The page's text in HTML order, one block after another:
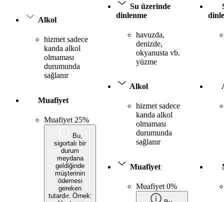
Alkol
hizmet sadece
kanda alkol
olmaması
durumunda
sağlanır
Muafiyet
Muafiyet 25%
Bu,
sigortalı bir
durum
meydana
geldiğinde
müşterinin
ödemesi
gereken
tutardır. Örnek:
Su üzerinde
dinlenme
havuzda,
denizde,
okyanusta vb.
yüzme
Alkol
hizmet sadece
kanda alkol
olmaması
durumunda
sağlanır
Muafiyet
Muafiyet 0%